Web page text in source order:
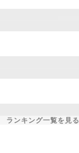
ランキング一覧を見る